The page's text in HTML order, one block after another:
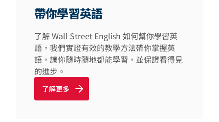
帶你學習英語
了解 Wall Street English 如何幫你學習英
語，我們實證有效的教學方法帶你掌握英
語，讓你隨時隨地都能學習，並保證看得見
的進步。
了解更多